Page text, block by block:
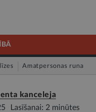
Amatpersonas runa
kanceleja
Lasīšanai: 2 minūtes